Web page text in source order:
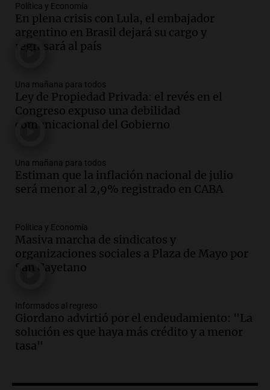
Episodios
Audio.La historia de la servilleta que
firmó Jorge Messi para el primer
contrato de Leo con Barcelona
Audio.Joan Gaspart: "Sin Jorge, no sé si
Messi hubiera llegado adonde llegó"
Una mañana para todos
Audio.El orgullo y el sueño argentino de
Jorge Messi en una entrevista con Rony
Vargas en 2007
Audio.El abuelo de Agostina Vega, tras
las nuevas detenciones: "En esa casa
todos tenían algo que ver"
Audio.Una nutricionista derribó el mito
del desayuno ideal: qué alimentos
conviene priorizar
Política y Economía
En plena crisis con Lula, el embajador
argentino en Brasil dejará su cargo y
regresará al país
Una mañana para todos
Ley de Propiedad Privada: el revés en el
Congreso expuso una debilidad
comunicacional del Gobierno
Una mañana para todos
Estiman que la inflación nacional de julio
será menor al 2,9% registrado en CABA
Política y Economía
Masiva marcha de sindicatos y
organizaciones sociales a Plaza de Mayo por
San Cayetano
Informados al regreso
Giordano advirtió por el endeudamiento: "La
solución es que haya más crédito y a menor
tasa"